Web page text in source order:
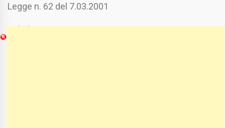
Legge n. 62 del 7.03.2001
Chi Siamo